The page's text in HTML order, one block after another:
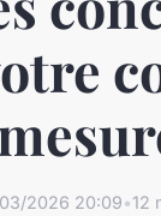
2026 20:09•12